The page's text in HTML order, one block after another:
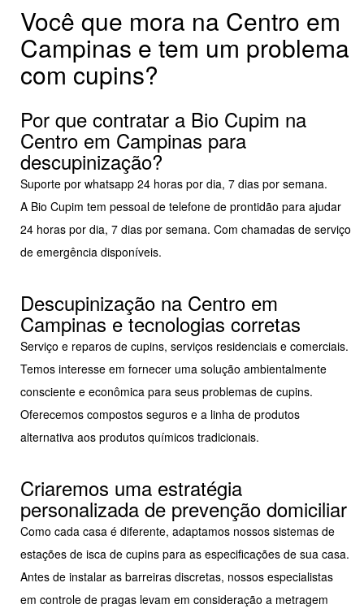
Você que mora na Centro em
Campinas e tem um problema
com cupins?
Por que contratar a Bio Cupim na
Centro em Campinas para
descupinização?
Suporte por whatsapp 24 horas por dia, 7 dias por semana.
A Bio Cupim tem pessoal de telefone de prontidão para ajudar
24 horas por dia, 7 dias por semana. Com chamadas de serviço
de emergência disponíveis.
Descupinização na Centro em
Campinas e tecnologias corretas
Serviço e reparos de cupins, serviços residenciais e comerciais.
Temos interesse em fornecer uma solução ambientalmente
consciente e econômica para seus problemas de cupins.
Oferecemos compostos seguros e a linha de produtos
alternativa aos produtos químicos tradicionais.
Criaremos uma estratégia
personalizada de prevenção domiciliar
Como cada casa é diferente, adaptamos nossos sistemas de
estações de isca de cupins para as especificações de sua casa.
Antes de instalar as barreiras discretas, nossos especialistas
em controle de pragas levam em consideração a metragem